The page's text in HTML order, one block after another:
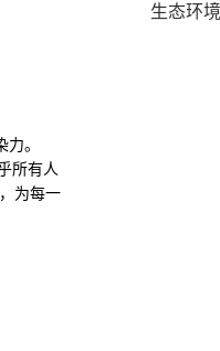
。
所有人
为每一
开幕式
生态环